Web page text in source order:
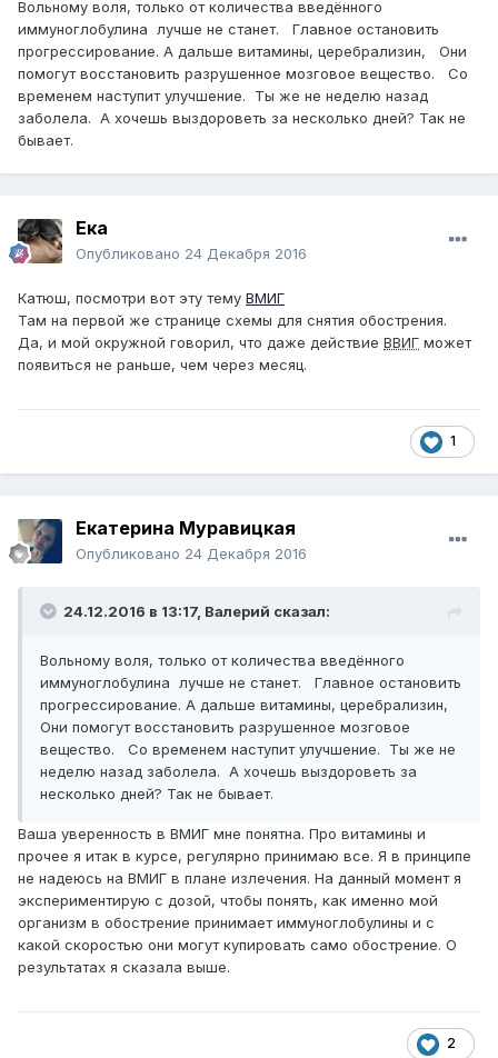
Вольному воля, только от количества введённого
иммуноглобулина лучше не станет. Главное остановить
прогрессирование. А дальше витамины, церебрализин, Они
помогут восстановить разрушенное мозговое вещество. Со
временем наступит улучшение. Ты же не неделю назад
заболела. А хочешь выздороветь за несколько дней? Так не
бывает.
Ека
Опубликовано 24 Декабря 2016
Катюш, посмотри вот эту тему ВМИГ
Там на первой же странице схемы для снятия обострения.
Да, и мой окружной говорил, что даже действие ВВИГ может
появиться не раньше, чем через месяц.
1
Екатерина Муравицкая
Опубликовано 24 Декабря 2016
24.12.2016 в 13:17, Валерий сказал:
Вольному воля, только от количества введённого
иммуноглобулина лучше не станет. Главное остановить
прогрессирование. А дальше витамины, церебрализин,
Они помогут восстановить разрушенное мозговое
вещество. Со временем наступит улучшение. Ты же не
неделю назад заболела. А хочешь выздороветь за
несколько дней? Так не бывает.
Ваша уверенность в ВМИГ мне понятна. Про витамины и
прочее я итак в курсе, регулярно принимаю все. Я в принципе
не надеюсь на ВМИГ в плане излечения. На данный момент я
экспериментирую с дозой, чтобы понять, как именно мой
организм в обострение принимает иммуноглобулины и с
какой скоростью они могут купировать само обострение. О
результатах я сказала выше.
2